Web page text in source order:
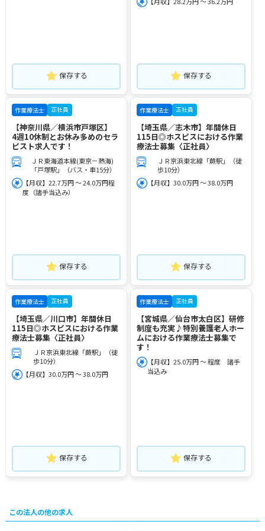
保存する 保存する
作業療法士 正社員
【神奈川県／横浜市戸塚区】
4週10休制とお休み多めのセラ
ピスト求人です！
ＪＲ東海道本線(東京－熱海)
「戸塚駅」（バス・車15分）
【月収】22.7万円 ～ 24.0万円程
度（諸手当込み）
保存する
作業療法士 正社員
【埼玉県／志木市】年間休日
115日◎ホスピスにおける作業
療法士募集〈正社員〉
ＪＲ京浜東北線「蕨駅」（徒
歩10分）
【月収】30.0万円 ～ 38.0万円
保存する
作業療法士 正社員
【埼玉県／川口市】年間休日
115日◎ホスピスにおける作業
療法士募集〈正社員〉
ＪＲ京浜東北線「蕨駅」（徒
歩10分）
【月収】30.0万円 ～ 38.0万円
保存する
作業療法士 正社員
【宮城県／仙台市太白区】研修
制度も充実♪特別養護老人ホー
ムにおける作業療法士募集で
す！
【月収】25.0万円 ～ 程度 諸手
当込み
保存する
この法人の他の求人